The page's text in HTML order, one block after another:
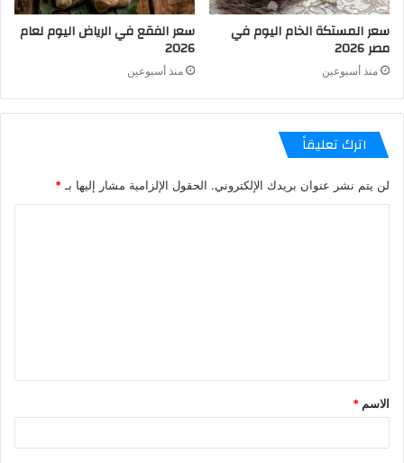
سعر المستكة الخام اليوم في
مصر 2026
منذ أسبوعين
سعر الفقع في الرياض اليوم لعام
2026
منذ أسبوعين
اترك تعليقاً
لن يتم نشر عنوان بريدك الإلكتروني. الحقول الإلزامية مشار إليها بـ *
الاسم *